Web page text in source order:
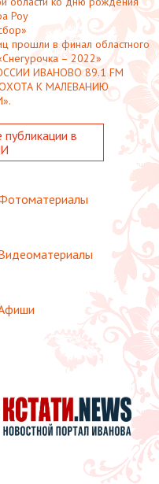
Роу
прошли в финал областного
– 2022»
ИВАНОВО 89.1 FM
К МАЛЕВАНИЮ
публикации в